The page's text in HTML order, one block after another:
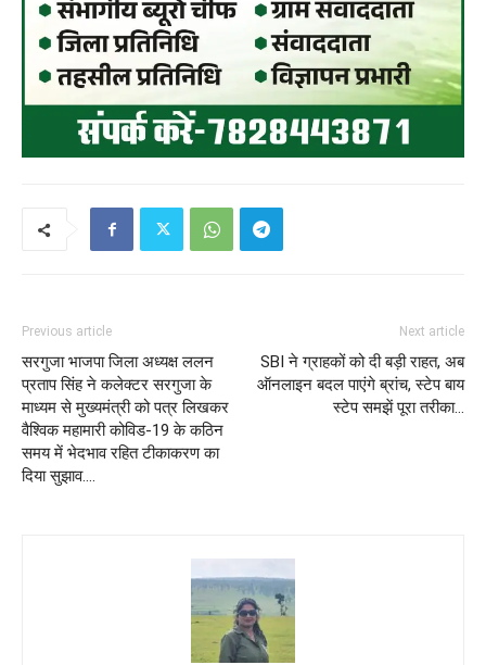
Previous article
सरगुजा भाजपा जिला अध्यक्ष ललन
प्रताप सिंह ने कलेक्टर सरगुजा के
माध्यम से मुख्यमंत्री को पत्र लिखकर
वैश्विक महामारी कोविड-19 के कठिन
समय में भेदभाव रहित टीकाकरण का
दिया सुझाव….
Next article
SBI ने ग्राहकों को दी बड़ी राहत, अब
ऑनलाइन बदल पाएंगे ब्रांच, स्टेप बाय
स्टेप समझें पूरा तरीका…